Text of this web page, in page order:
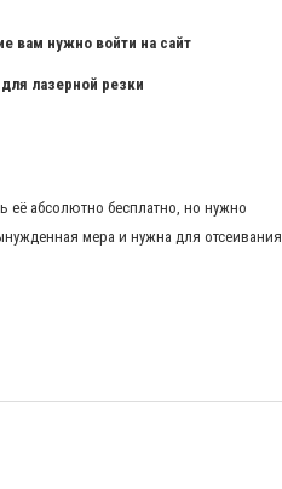
вам нужно войти на сайт
лазерной резки
её абсолютно бесплатно, но нужно
мера и нужна для отсеивания